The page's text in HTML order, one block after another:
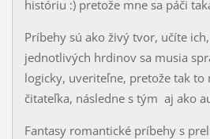
históriu :) pretože mne sa páči
Príbehy sú ako živý tvor, učíte
jednotlivých hrdinov sa musia
logicky, uveriteľne, pretože tak to
čitateľka, následne s tým aj ako
Fantasy romantické príbehy s